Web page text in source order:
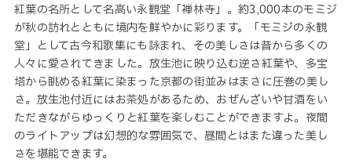
紅葉の名所として名高い永観堂「禅林寺」。約3,000本のモミジ
が秋の訪れとともに境内を鮮やかに彩ります。「モミジの永観
堂」として古今和歌集にも詠まれ、その美しさは昔から多くの
人々に愛されてきました。放生池に映り込む逆さ紅葉や、多宝
塔から眺める紅葉に染まった京都の街並みはまさに圧巻の美し
さ。放生池付近にはお茶処があるため、おぜんざいや甘酒をい
ただきながらゆっくりと紅葉を楽しむことができますよ。夜間
のライトアップは幻想的な雰囲気で、昼間とはまた違った美し
さを堪能できます。